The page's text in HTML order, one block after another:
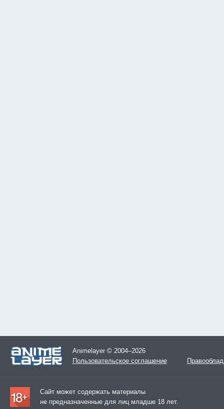
Animelayer © 2004–2026
Пользовательское соглашение
Сайт может содержать материалы
не предназначенные для лиц младше 18 лет.